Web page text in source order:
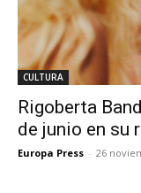
CULTURA
Rigoberta
de junio en su
Europa Press - 26